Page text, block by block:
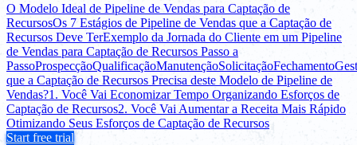
O Modelo Ideal de Pipeline de Vendas para Captação de
RecursosOs 7 Estágios de Pipeline de Vendas que a Captação de
Recursos Deve TerExemplo da Jornada do Cliente em um Pipeline
de Vendas para Captação de Recursos Passo a
PassoProspecçãoQualificaçãoManutençãoSolicitaçãoFechamento
que a Captação de Recursos Precisa deste Modelo de Pipeline de
Vendas?1. Você Vai Economizar Tempo Organizando Esforços de
Captação de Recursos2. Você Vai Aumentar a Receita Mais Rápido
Otimizando Seus Esforços de Captação de Recursos
Start free trial